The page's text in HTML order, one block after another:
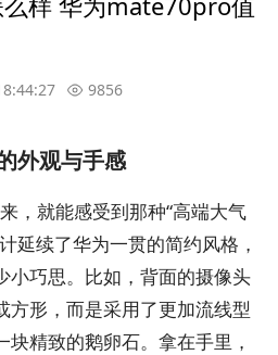
9856
外观与手感
，就能感受到那种“高端大气
延续了华为一贯的简约风格，
小巧思。比如，背面的摄像头
方形，而是采用了更加流线型
精致的鹅卵石。拿在手里，